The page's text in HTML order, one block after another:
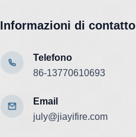
Informazioni di contatto
Telefono
86-13770610693
july@jiayifire.com
Email